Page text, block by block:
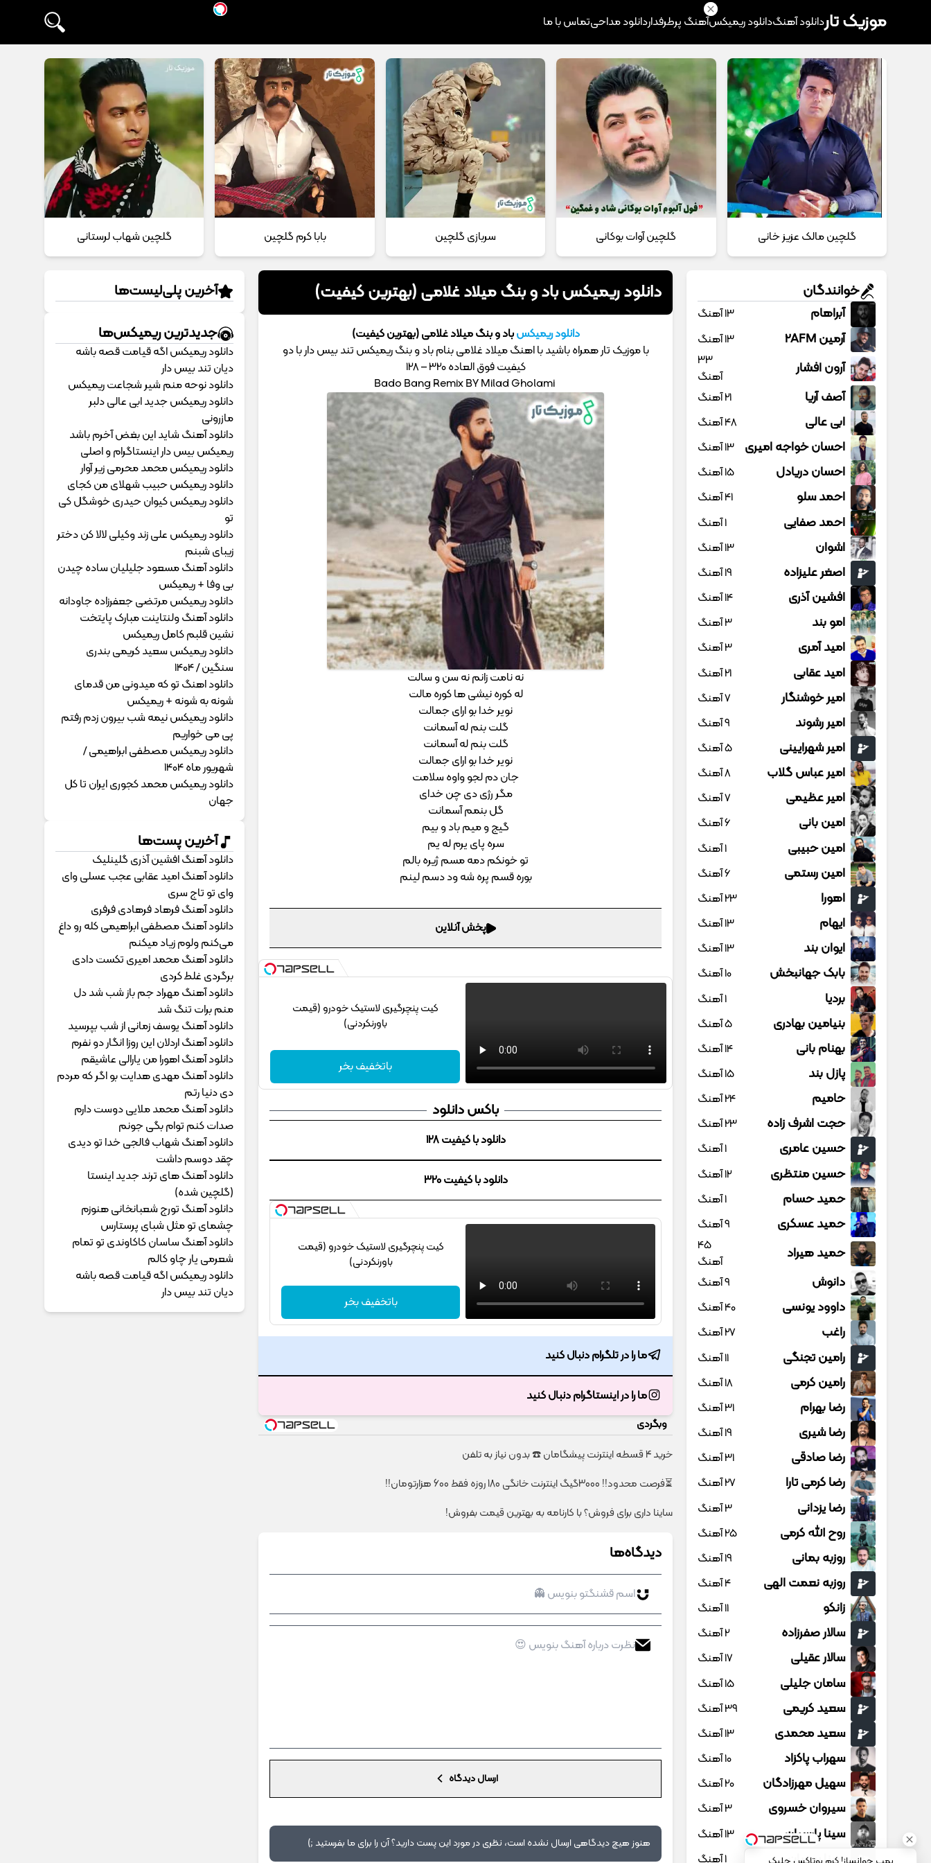
موزیک تاردانلود آهنگدانلود ریمیکسآهنگ پرطرفداردانلود مداحیتماس با ما
گلچین مالک عزیز خانی گلچین آوات بوکانی سربازی گلچین بابا کرم گلچین گلچین شهاب لرستانی
دانلود ریمیکس باد و بنگ میلاد غلامی (بهترین کیفیت)
دانلود ریمیکسباد و بنگ میلاد غلامی (بهترین کیفیت)
با موزیک تار همراه باشید با اهنگ میلاد غلامی بنام باد و بنگ ریمیکس تند بیس دار با دو
کیفیت فوق العاده 320 – 128
نه نامت زانم نه سن و سالت
له کوره نیشی ها کوره مالت
نویر خدا بو ارای جمالت
گلت بنم له آسمانت
گلت بنم له آسمانت
نویر خدا بو ارای جمالت
جان دم لجو واوه سلامت
مگر رژی دی چن خدای
گل بنمم آسمانت
گیج و میم باد و بیم
سره پای یرم له یم
تو خونکم دمه مسم ژیره بالم
بوره قسم پره شه ود دسم لینم
پخش آنلاین
کیت پنچرگیری لاستیک خودرو (قیمت
باورنکردنی)
باتخفیف بخر
باکس دانلود
دانلود با کیفیت 128
دانلود با کیفیت 320
کیت پنچرگیری لاستیک خودرو (قیمت
باورنکردنی)
باتخفیف بخر
ما را در تلگرام دنبال کنید
ما را در اینستاگرام دنبال کنید
وبگردی
خرید 4 قسطه اینترنت پیشگامان ☎️ بدون نیاز به تلفن
⏳فرصت محدود!! 3000گیگ اینترنت خانگی 180 روزه فقط 600 هزارتومان!!
ساینا داری برای فروش؟ با کارنامه به بهترین قیمت بفروش!
دیدگاه‌ها
ارسال دیدگاه
هنوز هیچ دیدگاهی ارسال نشده است، نظری در مورد این پست دارید؟ آن را برای ما بفرستید ;)
خوانندگان
آبراهام 13 آهنگ
آرمین 2AFM 13 آهنگ
آرون افشار
33
آهنگ
آصف آریا 21 آهنگ
ابی عالی 48 آهنگ
احسان خواجه امیری 13 آهنگ
احسان دریادل 15 آهنگ
احمد سلو 41 آهنگ
احمد صفایی 1 آهنگ
اشوان 13 آهنگ
اصغر علیزاده 19 آهنگ
افشین آذری 14 آهنگ
امو بند 3 آهنگ
امید آمری 3 آهنگ
امید عقابی 21 آهنگ
امیر خوشنگار 7 آهنگ
امیر رشوند 9 آهنگ
امیر شهرایینی 5 آهنگ
امیر عباس گلاب 8 آهنگ
امیر عظیمی 7 آهنگ
امین بانی 6 آهنگ
امین حبیبی 1 آهنگ
امین رستمی 6 آهنگ
اهورا 23 آهنگ
ایهام 13 آهنگ
ایوان بند 13 آهنگ
بابک جهانبخش 10 آهنگ
بردیا 1 آهنگ
بنیامین بهادری 5 آهنگ
بهنام بانی 14 آهنگ
پازل بند 15 آهنگ
حامیم 24 آهنگ
حجت اشرف زاده 23 آهنگ
حسین عامری 1 آهنگ
حسین منتظری 12 آهنگ
حمید حسام 1 آهنگ
حمید عسکری 9 آهنگ
حمید هیراد
45
آهنگ
دانوش 9 آهنگ
داوود یونسی 40 آهنگ
راغب 27 آهنگ
رامین تجنگی 11 آهنگ
رامین کرمی 18 آهنگ
رضا بهرام 31 آهنگ
رضا شیری 19 آهنگ
رضا صادقی 31 آهنگ
رضا کرمی تارا 27 آهنگ
رضا یزدانی 3 آهنگ
روح الله کرمی 25 آهنگ
روزبه بمانی 19 آهنگ
روزبه نعمت الهی 4 آهنگ
زانکو 11 آهنگ
سالار صفرزاده 2 آهنگ
سالار عقیلی 17 آهنگ
سامان جلیلی 15 آهنگ
سعید کریمی 39 آهنگ
سعید محمدی 13 آهنگ
سهراب پاکزاد 10 آهنگ
سهیل مهرزادگان 20 آهنگ
سیروان خسروی 3 آهنگ
سینا پارسیان 13 آهنگ
سینا پرسیان 1 آهنگ
آخرین پلی‌لیست‌ها
جدیدترین ریمیکس‌ها
دانلود ریمیکس اگه قیامت قصه باشه
دیان تند بیس دار
دانلود نوحه منم شیر شجاعت ریمیکس
دانلود ریمیکس جدید ابی عالی دلبر
مازرونی
دانلود آهنگ شاید این بغض آخرم باشد
ریمیکس بیس دار اینستاگرام و اصلی
دانلود ریمیکس محمد محرمی زیر آوار
دانلود ریمیکس حبیب شهلای من کجای
دانلود ریمیکس کیوان حیدری خوشگل کی
تو
دانلود ریمیکس علی زند وکیلی لالا کن دختر
زیبای شبنم
دانلود آهنگ مسعود جلیلیان ساده چیدن
بی وفا + ریمیکس
دانلود ریمیکس مرتضی جعفرزاده جاودانه
دانلود آهنگ ولنتاینت مبارک پایتخت
نشین قلبم کامل ریمیکس
دانلود ریمیکس سعید کریمی بندری
سنگین / 1404
دانلود اهنگ تو که میدونی من قدمای
شونه به شونه + ریمیکس
دانلود ریمیکس نیمه شب بیرون زدم رفتم
پی می خواریم
دانلود ریمیکس مصطفی ابراهیمی /
شهریور ماه 1404
دانلود ریمیکس محمد کجوری ایران تا کل
جهان
آخرین پست‌ها
دانلود آهنگ افشین آذری گلینلیک
دانلود آهنگ امید عقابی عجب عسلی وای
وای تو تاج سری
دانلود آهنگ فرهاد فرهادی فرفری
دانلود آهنگ مصطفی ابراهیمی کله رو داغ
می‌کنم ولوم زیاد میکنم
دانلود آهنگ محمد امیری ﺗﻜﺴﺖ دادی
ﺑﺮﮔﺮدی ﻏﻠﻄ ﻛﺮدی
دانلود آهنگ مهراد جم ﺑﺎز ﺷﺐ ﺷﺪ دل
ﻣﻨﻢ ﺑﺮات ﺗﻨﮓ ﺷﺪ
دانلود آهنگ یوسف زمانی از شب بپرسید
دانلود آهنگ اردلان این روزا انگار دو نفرم
دانلود آهنگ اهورا من یارالی عاشیقم
دانلود آهنگ مهدی هدایت بو اگر که مردم
دی دنیا رتم
دانلود آهنگ محمد ملایی دوﺳﺖ دارم
ﺻﺪات ﻛﻨﻢ ﺗﻮام ﺑﮕﻰ ﺟﻮﻧﻢ
دانلود آهنگ شهاب فالجی خدا تو دیدی
چقد دوسم داشت
دانلود آهنگ های ترند جدید اینستا
(گلچین شده)
دانلود آهنگ تورج شعبانخانی هنوزم
چشمای تو مثل شبای پرستارس
دانلود آهنگ ساسان کاکاوندی تو تمام
شعرمی یار چاو کالم
دانلود ریمیکس اگه قیامت قصه باشه
دیان تند بیس دار
Image failed to load